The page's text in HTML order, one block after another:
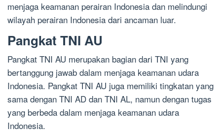
menjaga keamanan perairan Indonesia dan melindungi
wilayah perairan Indonesia dari ancaman luar.
Pangkat TNI AU
Pangkat TNI AU merupakan bagian dari TNI yang
bertanggung jawab dalam menjaga keamanan udara
Indonesia. Pangkat TNI AU juga memiliki tingkatan yang
sama dengan TNI AD dan TNI AL, namun dengan tugas
yang berbeda dalam menjaga keamanan udara
Indonesia.